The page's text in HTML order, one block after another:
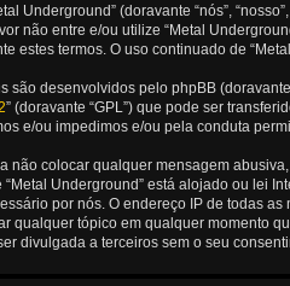
Underground” (doravante “nós”,
não entre e/ou utilize “Metal
estes termos. O uso continuado de
são desenvolvidos pelo phpBB
” (doravante “GPL”) que pode ser
e/ou impedimos e/ou pela conduta
não colocar qualquer mensagem
“Metal Underground” está alojado ou lei
por nós. O endereço IP de todas
qualquer tópico em qualquer momento
divulgada a terceiros sem o seu